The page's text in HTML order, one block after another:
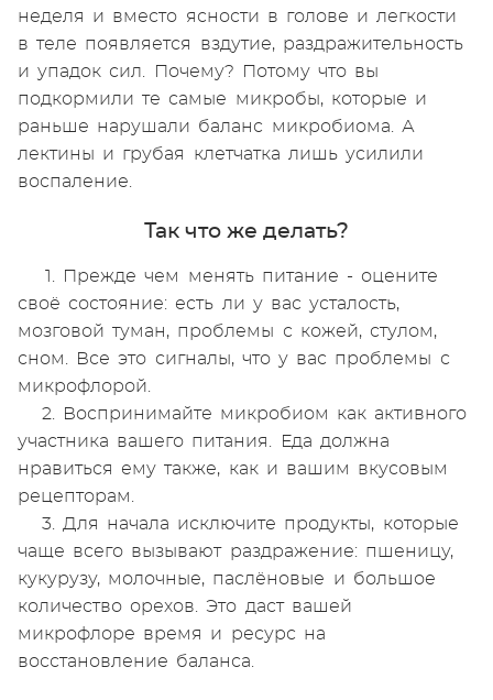
неделя и вместо ясности в голове и легкости
в теле появляется вздутие, раздражительность
и упадок сил. Почему? Потому что вы
подкормили те самые микробы, которые и
раньше нарушали баланс микробиома. А
лектины и грубая клетчатка лишь усилили
воспаление.
Так что же делать?
1. Прежде чем менять питание - оцените
своё состояние: есть ли у вас усталость,
мозговой туман, проблемы с кожей, стулом,
сном. Все это сигналы, что у вас проблемы с
микрофлорой.
2. Воспринимайте микробиом как активного
участника вашего питания. Еда должна
нравиться ему также, как и вашим вкусовым
рецепторам.
3. Для начала исключите продукты, которые
чаще всего вызывают раздражение: пшеницу,
кукурузу, молочные, паслёновые и большое
количество орехов. Это даст вашей
микрофлоре время и ресурс на
восстановление баланса.